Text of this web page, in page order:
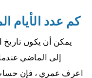
كم عدد الأيام
يمكن أن يكون تاريخ
إلى الماضي
اعرف عمري ، فإن حساب